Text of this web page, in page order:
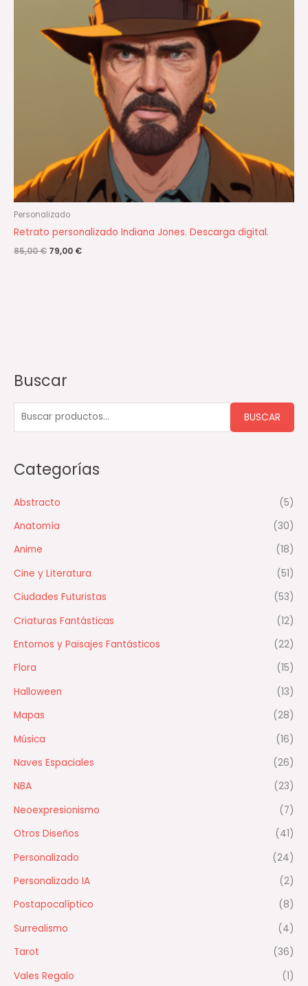
Buscar
B
c
r
o
r
BUSCAR
Categorías
Abstracto
(5)
Anatomía
(30)
Anime
(18)
Cine y Literatura
(51)
Ciudades Futuristas
(53)
Criaturas Fantásticas
(12)
Entornos y Paisajes Fantásticos
(22)
Flora
(15)
Halloween
(13)
Mapas
(28)
Música
(16)
Naves Espaciales
(26)
NBA
(23)
Neoexpresionismo
(7)
Otros Diseños
(41)
Personalizado
(24)
Personalizado IA
(2)
Postapocalíptico
(8)
Surrealismo
(4)
Tarot
(36)
Vales Regalo
(1)
Personalizado
Retrato personalizado Indiana Jones. Descarga digital.
85,00€ 79,00 €